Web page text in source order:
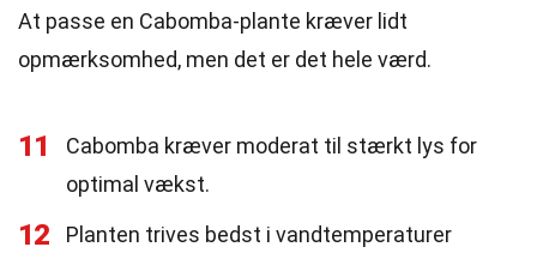
At passe en Cabomba-plante kræver lidt
opmærksomhed, men det er det hele værd.
11
Cabomba kræver moderat til stærkt lys for
optimal vækst.
12
Planten trives bedst i vandtemperaturer